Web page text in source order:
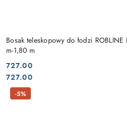
Bosak teleskopowy do łodzi
m-1,80 m
Cena:
727.00
Cena:
727.00
-5%